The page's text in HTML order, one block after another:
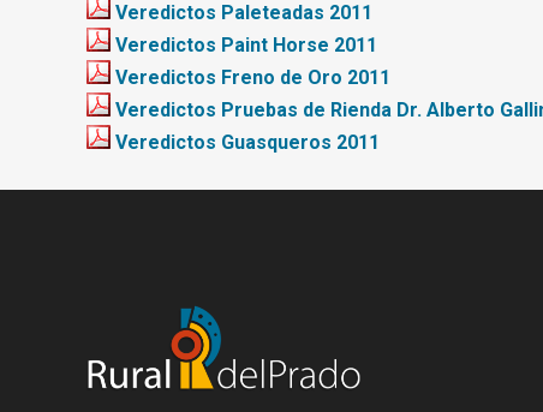
Veredictos Paleteadas 2011
Veredictos Paint Horse 2011
Veredictos Freno de Oro 2011
Veredictos Pruebas de Rienda Dr. Alberto
Veredictos Guasqueros 2011